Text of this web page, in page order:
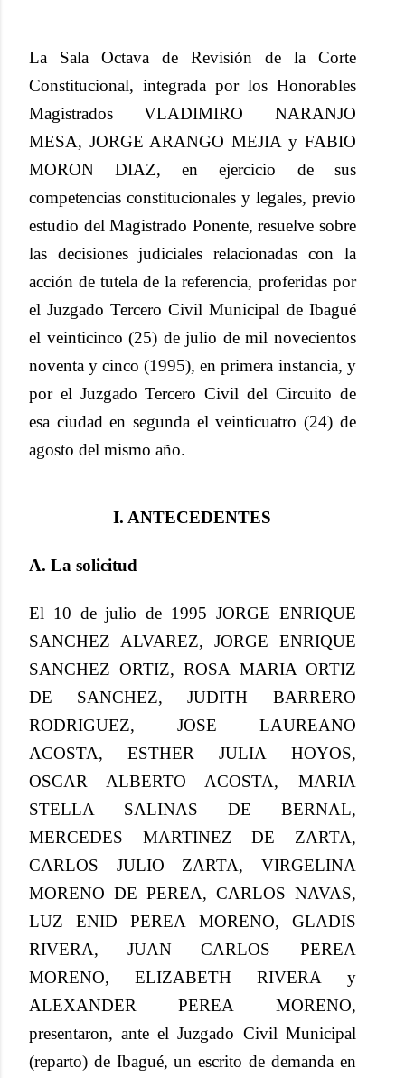
La Sala Octava de Revisión de la Corte
Constitucional, integrada por los Honorables
Magistrados VLADIMIRO NARANJO
MESA, JORGE ARANGO MEJIA y FABIO
MORON DIAZ, en ejercicio de sus
competencias constitucionales y legales, previo
estudio del Magistrado Ponente, resuelve sobre
las decisiones judiciales relacionadas con la
acción de tutela de la referencia, proferidas por
el Juzgado Tercero Civil Municipal de Ibagué
el veinticinco (25) de julio de mil novecientos
noventa y cinco (1995), en primera instancia, y
por el Juzgado Tercero Civil del Circuito de
esa ciudad en segunda el veinticuatro (24) de
agosto del mismo año.
I. ANTECEDENTES
A. La solicitud
El 10 de julio de 1995 JORGE ENRIQUE
SANCHEZ ALVAREZ, JORGE ENRIQUE
SANCHEZ ORTIZ, ROSA MARIA ORTIZ
DE SANCHEZ, JUDITH BARRERO
RODRIGUEZ, JOSE LAUREANO
ACOSTA, ESTHER JULIA HOYOS,
OSCAR ALBERTO ACOSTA, MARIA
STELLA SALINAS DE BERNAL,
MERCEDES MARTINEZ DE ZARTA,
CARLOS JULIO ZARTA, VIRGELINA
MORENO DE PEREA, CARLOS NAVAS,
LUZ ENID PEREA MORENO, GLADIS
RIVERA, JUAN CARLOS PEREA
MORENO, ELIZABETH RIVERA y
ALEXANDER PEREA MORENO,
presentaron, ante el Juzgado Civil Municipal
(reparto) de Ibagué, un escrito de demanda en